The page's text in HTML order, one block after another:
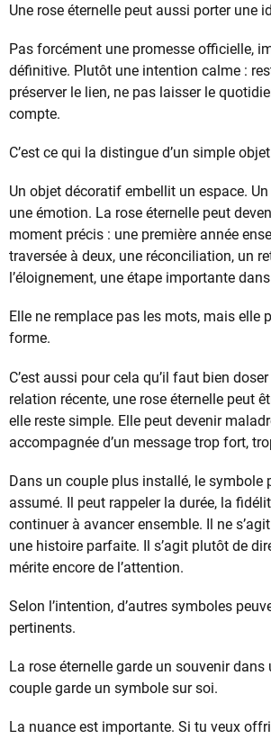
Une rose éternelle peut aussi porter une
Pas forcément une promesse officielle,
définitive. Plutôt une intention calme :
préserver le lien, ne pas laisser le
compte.
C’est ce qui la distingue d’un simple
Un objet décoratif embellit un espace.
une émotion. La rose éternelle peut
moment précis : une première année
traversée à deux, une réconciliation, un
l’éloignement, une étape importante
Elle ne remplace pas les mots, mais elle
forme.
C’est aussi pour cela qu’il faut bien
relation récente, une rose éternelle peut
elle reste simple. Elle peut devenir
accompagnée d’un message trop fort,
Dans un couple plus installé, le symbole
assumé. Il peut rappeler la durée, la
continuer à avancer ensemble. Il ne
une histoire parfaite. Il s’agit plutôt de
mérite encore de l’attention.
Selon l’intention, d’autres symboles
pertinents.
La rose éternelle garde un souvenir dans
couple garde un symbole sur soi.
La nuance est importante. Si tu veux